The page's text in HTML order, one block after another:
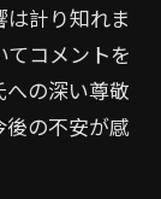
計り知れま
コメントを
の深い尊敬
後の不安が感